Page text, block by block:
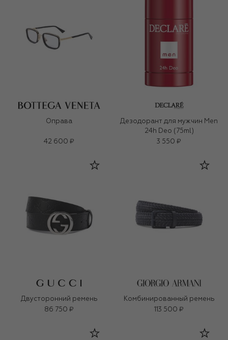
Оправа
42 600 ₽
Дезодорант для мужчин Men
24h Deo (75ml)
3 550 ₽
Двусторонний ремень
86 750 ₽
Комбинированный ремень
113 500 ₽